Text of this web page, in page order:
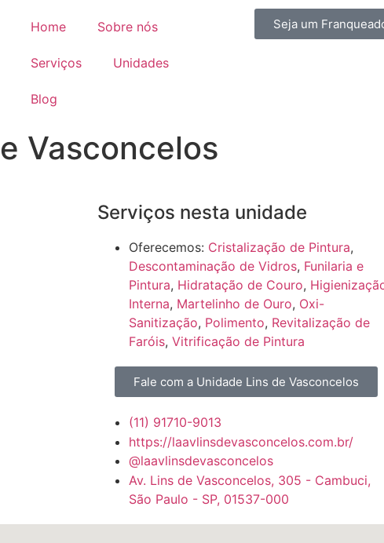
Home Sobre nós
Serviços Unidades
Blog
Seja um
Vasconcelos
Serviços nesta unidade
Oferecemos: Cristalização de Pintura,
Descontaminação de Vidros, Funilaria e
Pintura, Hidratação de Couro,
Interna, Martelinho de Ouro, Oxi-
Sanitização, Polimento, Revitalização de
Faróis, Vitrificação de Pintura
Fale com a Unidade Lins de Vasconcelos
(11) 91710-9013
https://laavlinsdevasconcelos.com.br/
@laavlinsdevasconcelos
Av. Lins de Vasconcelos, 305 - Cambuci,
São Paulo - SP, 01537-000